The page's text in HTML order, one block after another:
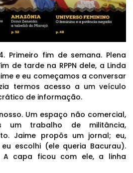
Primeiro fim de semana. Plena
de tarde na RPPN dele, a Linda
e eu começamos a conversar
termos acesso a um veículo
de informação.
Um espaço não comercial,
um trabalho de militância,
Jaime propôs um jornal; eu,
escolhi (ele queria Bacurau).
A capa ficou com ele, a linha